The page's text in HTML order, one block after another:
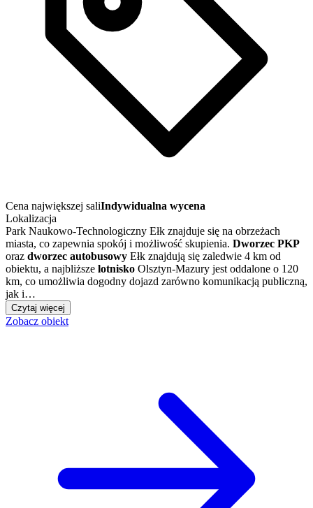
Cena największej saliIndywidualna wycena
Lokalizacja
Park Naukowo-Technologiczny Ełk znajduje się na obrzeżach
miasta, co zapewnia spokój i możliwość skupienia. Dworzec PKP
oraz dworzec autobusowy Ełk znajdują się zaledwie 4 km od
obiektu, a najbliższe lotnisko Olsztyn-Mazury jest oddalone o 120
km, co umożliwia dogodny dojazd zarówno komunikacją publiczną,
jak i…
Czytaj więcej
Zobacz obiekt